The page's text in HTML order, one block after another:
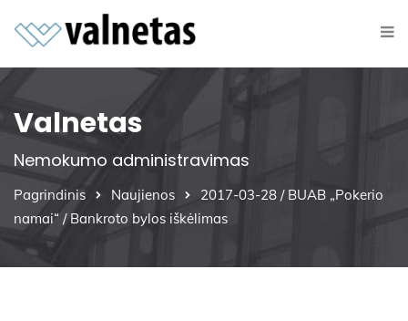
Valnetas
Nemokumo administravimas
Pagrindinis Naujienos
2017-03-28 / BUAB „Pokerio
namai“ / Bankroto bylos iškėlimas